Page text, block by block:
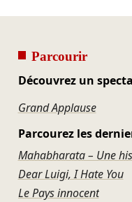
Parcourir
Découvrez un
Grand Applause
Parcourez les
Mahabharata – Une
Dear Luigi, I Hate You
Le Pays innocent